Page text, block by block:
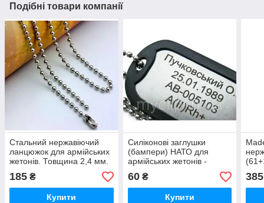
Подібні товари компанії
Стальний нержавіючий
ланцюжок для армійських
жетонів. Товщина 2,4 мм.
Довжина 60 см. ЗУсилля
на розрив 12 кг!Оплата
при отриманні
185 ₴
Купити
Силіконові заглушки
(бампери) НАТО для
армійських жетонів -
дрібниця, яка рятує життя.
Оплата при отриманні.
Made in USA.
60₴
Купити
385